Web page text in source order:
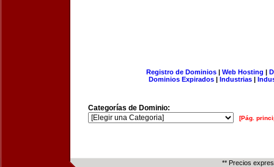
Registro de Dominios| Web Hosting |
Dominios Expirados | Industrias |
Categorías de Dominio:
[Pág.
** Precios